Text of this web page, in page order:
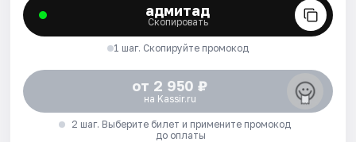
адмитад
Скопировать
1 шаг. Скопируйте промокод
от 2 950 ₽
на Kassir.ru
2 шаг. Выберите билет и примените промокод
до оплаты